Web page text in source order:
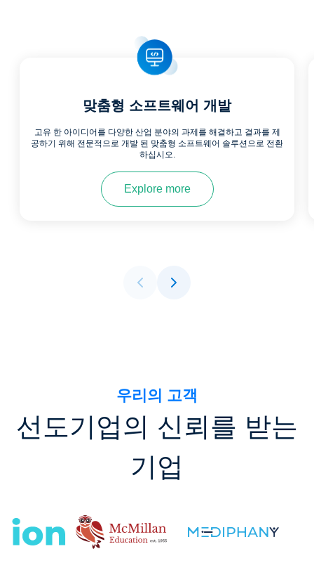
맞춤형 소프트웨어 개발
고유 한 아이디어를 다양한 산업 분야의 과제를 해결하고 결과를 제
공하기 위해 전문적으로 개발 된 맞춤형 소프트웨어 솔루션으로 전환
하십시오.
Explore more
우리의 고객
선도기업의 신뢰를 받는
기업